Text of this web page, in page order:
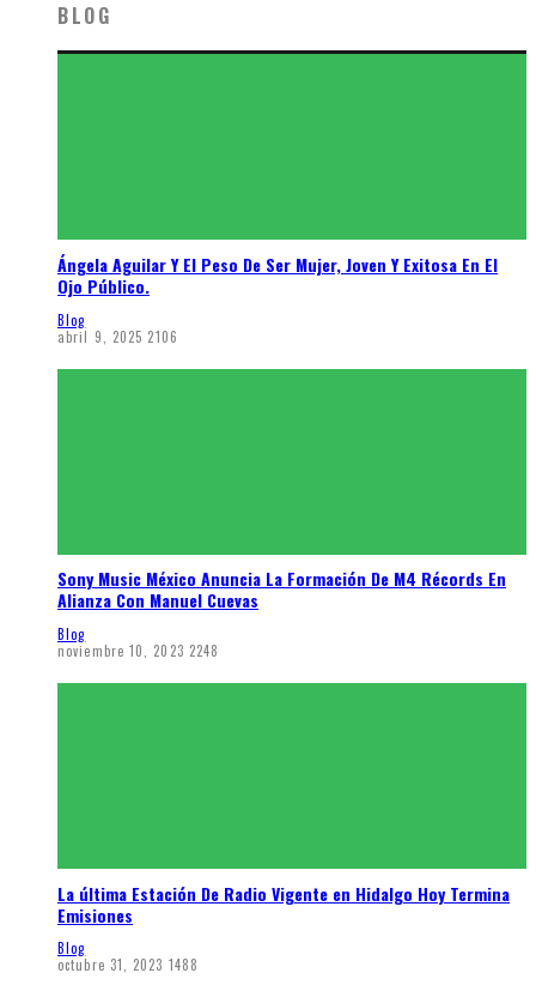
BLOG
Ángela Aguilar Y El Peso De Ser Mujer, Joven Y Exitosa En El
Ojo Público.
Blog
abril 9, 2025 2106
Sony Music México Anuncia La Formación De M4 Récords En
Alianza Con Manuel Cuevas
Blog
noviembre 10, 2023 2248
La última Estación De Radio Vigente en Hidalgo Hoy Termina
Emisiones
Blog
octubre 31, 2023 1488